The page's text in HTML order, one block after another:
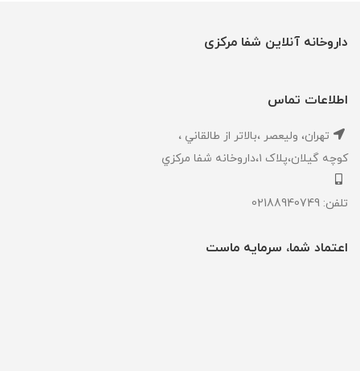
داروخانه آنلاین شفا مرکزی
اطلاعات تماس
تهران، ‎وليعصر ،بالاتر از طالقاني ،
كوچه گيلان،پلاک ۱،داروخانه شفا مركزي
تلفن: 02188940749
اعتماد شما، سرمایه ماست